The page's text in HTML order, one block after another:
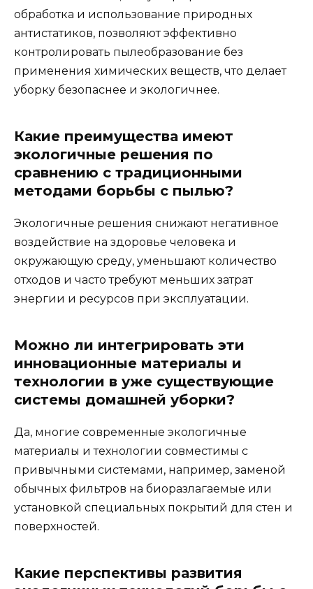
обработка и использование природных
антистатиков, позволяют эффективно
контролировать пылеобразование без
применения химических веществ, что делает
уборку безопаснее и экологичнее.
Какие преимущества имеют
экологичные решения по
сравнению с традиционными
методами борьбы с пылью?
Экологичные решения снижают негативное
воздействие на здоровье человека и
окружающую среду, уменьшают количество
отходов и часто требуют меньших затрат
энергии и ресурсов при эксплуатации.
Можно ли интегрировать эти
инновационные материалы и
технологии в уже существующие
системы домашней уборки?
Да, многие современные экологичные
материалы и технологии совместимы с
привычными системами, например, заменой
обычных фильтров на биоразлагаемые или
установкой специальных покрытий для стен и
поверхностей.
Какие перспективы развития